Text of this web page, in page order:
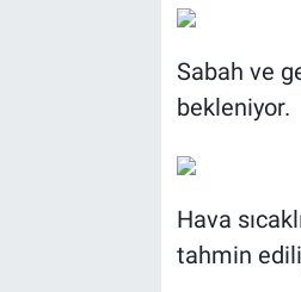
Sabah ve
bekleniyor.
Hava
tahmin